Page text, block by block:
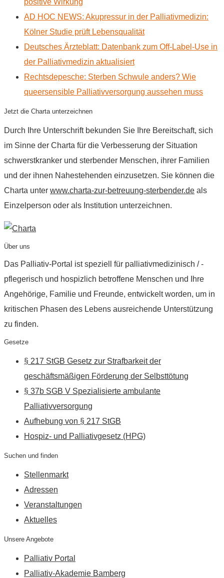
AD HOC NEWS: Akupressur in der Palliativmedizin:
Kölner Studie prüft Lebensqualität
Deutsches Ärzteblatt: Datenbank zum Off-Label-Use in
der Palliativmedizin aktualisiert
Rechtsdepesche: Sterben Schwule anders? Wie
queersensible Palliativversorgung aussehen muss
Jetzt die Charta unterzeichnen
Durch Ihre Unterschrift bekunden Sie Ihre Bereitschaft, sich
im Sinne der Charta für die Verbesserung der Situation
schwerstkranker und sterbender Menschen, ihrer Familien
und der ihnen Nahestehenden einzusetzen. Sie können die
Charta unter www.charta-zur-betreuung-sterbender.de als
Einzelperson oder als Institution unterzeichnen.
Über uns
Das Palliativ-Portal ist speziell für palliativmedizinisch / -
pflegerisch und hospizlich betroffene Menschen und Ihre
Angehörige, Familie und Freunde, entwickelt worden, um in
kritischen Phasen des Lebens ausreichende Unterstützung
zu finden.
Gesetze
§ 217 StGB Gesetz zur Strafbarkeit der
geschäftsmäßigen Förderung der Selbsttötung
§ 37b SGB V Spezialisierte ambulante
Palliativversorgung
Aufhebung von § 217 StGB
Hospiz- und Palliativgesetz (HPG)
Suchen und finden
Stellenmarkt
Adressen
Veranstaltungen
Aktuelles
Unsere Angebote
Palliativ Portal
Palliativ-Akademie Bamberg